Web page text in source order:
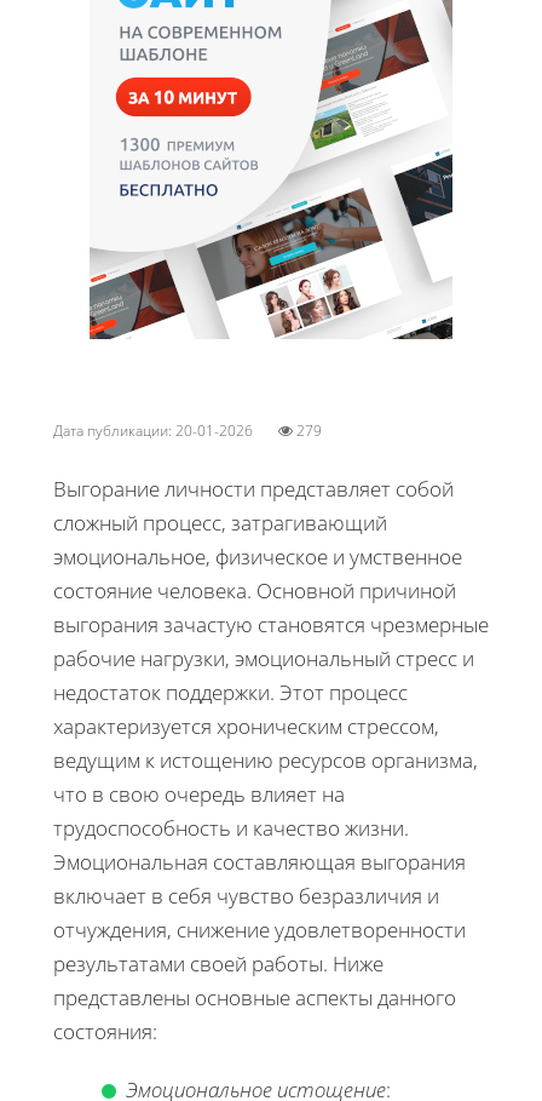
Дата публикации: 20-01-2026 279
Выгорание личности представляет собой
сложный процесс, затрагивающий
эмоциональное, физическое и умственное
состояние человека. Основной причиной
выгорания зачастую становятся чрезмерные
рабочие нагрузки, эмоциональный стресс и
недостаток поддержки. Этот процесс
характеризуется хроническим стрессом,
ведущим к истощению ресурсов организма,
что в свою очередь влияет на
трудоспособность и качество жизни.
Эмоциональная составляющая выгорания
включает в себя чувство безразличия и
отчуждения, снижение удовлетворенности
результатами своей работы. Ниже
представлены основные аспекты данного
состояния:
Эмоциональное истощение: